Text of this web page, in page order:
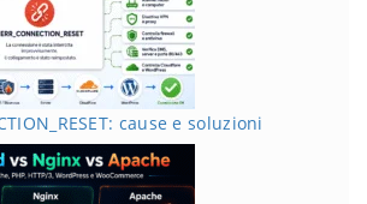
cause e soluzioni